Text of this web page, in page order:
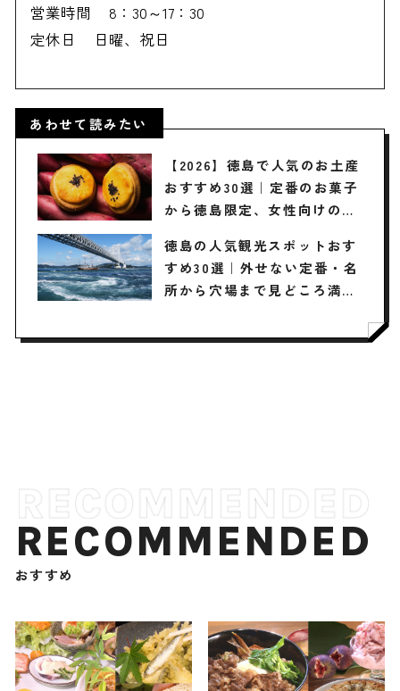
営業時間
8：30～17：30
定休日
日曜、祝日
あわせて読みたい
【2026】徳島で人気のお土産
おすすめ30選｜定番のお菓子
から徳島限定、女性向けのお
徳島の人気観光スポットおす
すめ30選｜外せない定番・名
所から穴場まで見どころ満載
RECOMMENDED
おすすめ